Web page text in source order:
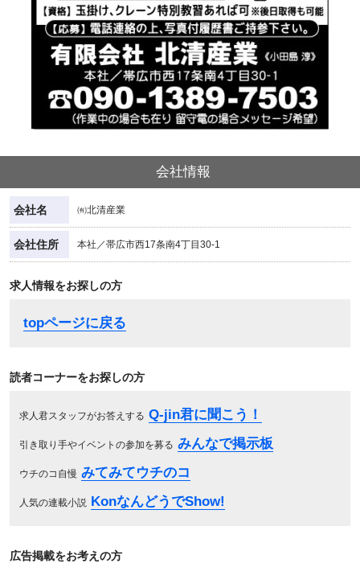
会社情報
会社名 ㈲北清産業
会社住所 本社／帯広市西17条南4丁目30-1
求人情報をお探しの方
topページに戻る
読者コーナーをお探しの方
求人君スタッフがお答えする Q-jin君に聞こう！
引き取り手やイベントの参加を募る みんなで掲示板
ウチのコ自慢 みてみてウチのコ
人気の連載小説 KonなんどうでShow!
広告掲載をお考えの方